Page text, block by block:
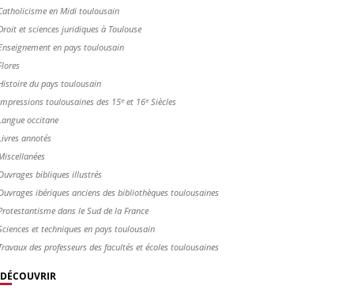
en Midi toulousain
et sciences juridiques à Toulouse
en pays toulousain
du pays toulousain
toulousaines des 15ᵉ et 16ᵉ Siècles
occitane
annotés
bibliques illustrés
ibériques anciens des bibliothèques toulousaines
dans le Sud de la France
et techniques en pays toulousain
des professeurs des facultés et écoles toulousaines
DÉCOUVRIR